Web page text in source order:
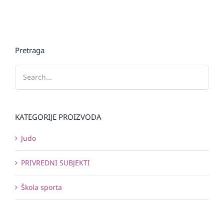
Pretraga
KATEGORIJE PROIZVODA
Judo
PRIVREDNI SUBJEKTI
Škola sporta